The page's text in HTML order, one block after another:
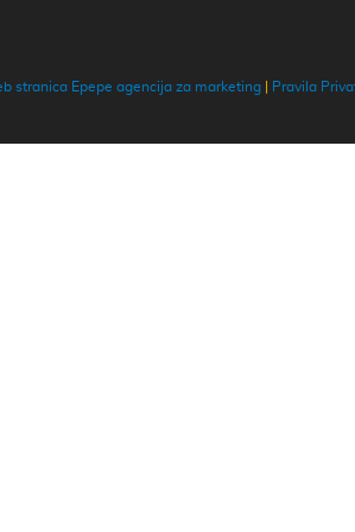
stranica Epepe agencija za marketing Pravila